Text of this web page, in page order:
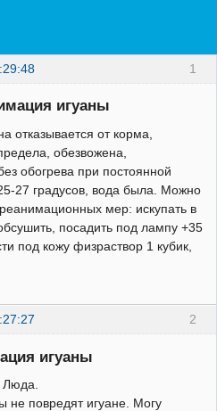
1
игуаны
отказывается от корма,
обезвожена,
обогрева при постоянной
27 градусов, вода была. Можно
мер: искупать в
посадить под лампу +35
под кожу физраствор 1 кубик,
2
игуаны
Люда.
не повредят игуане. Могу